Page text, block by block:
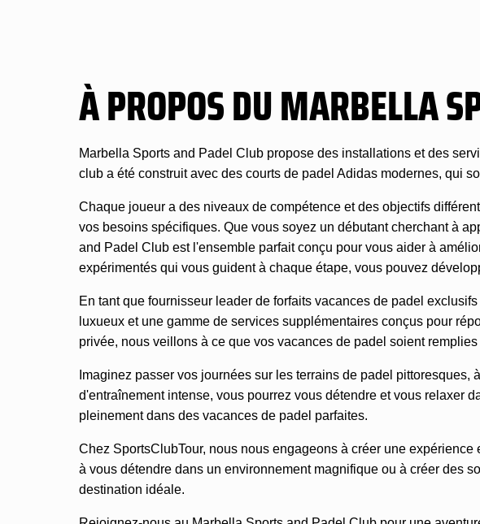
À PROPOS DU MARBELLA
Marbella Sports and Padel Club propose des installations et des
club a été construit avec des courts de padel Adidas modernes, qui
Chaque joueur a des niveaux de compétence et des objectifs
vos besoins spécifiques. Que vous soyez un débutant cherchant à
and Padel Club est l'ensemble parfait conçu pour vous aider à
expérimentés qui vous guident à chaque étape, vous pouvez
En tant que fournisseur leader de forfaits vacances de padel
luxueux et une gamme de services supplémentaires conçus pour
privée, nous veillons à ce que vos vacances de padel soient
Imaginez passer vos journées sur les terrains de padel
d'entraînement intense, vous pourrez vous détendre et vous relaxer
pleinement dans des vacances de padel parfaites.
Chez SportsClubTour, nous nous engageons à créer une
à vous détendre dans un environnement magnifique ou à créer des
destination idéale.